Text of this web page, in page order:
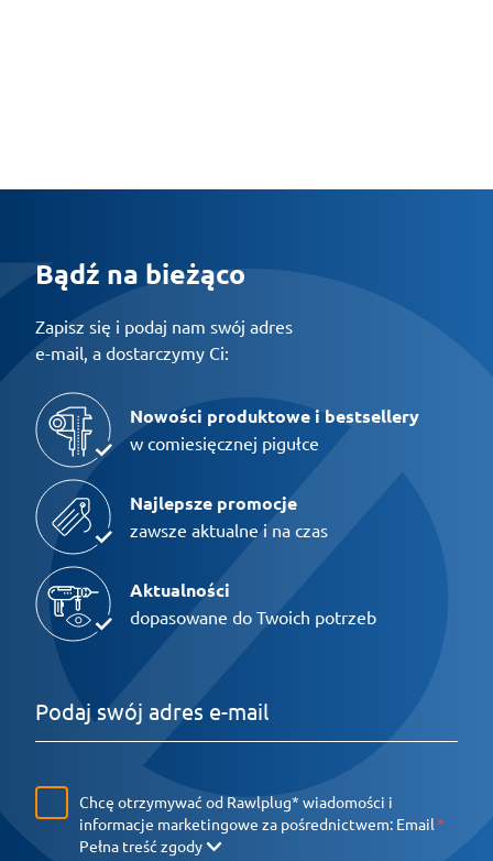
Bądź na bieżąco
Zapisz się i podaj nam swój adres
e-mail, a dostarczymy Ci:
Nowości produktowe i bestsellery
w comiesięcznej pigułce
Najlepsze promocje
zawsze aktualne i na czas
Aktualności
dopasowane do Twoich potrzeb
Chcę otrzymywać od Rawlplug* wiadomości i
informacje marketingowe za pośrednictwem: Email
Pełna treść zgody